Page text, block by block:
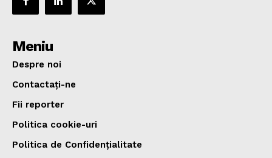
Meniu
Despre noi
Contactați-ne
Fii reporter
Politica cookie-uri
Politica de Confidențialitate